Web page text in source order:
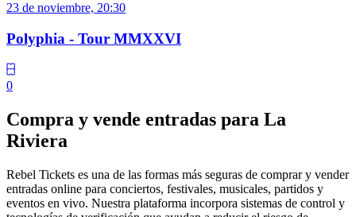
23 de noviembre, 20:30
Polyphia - Tour MMXXVI
0
Compra y vende entradas para La
Riviera
Rebel Tickets es una de las formas más seguras de comprar y vender
entradas online para conciertos, festivales, musicales, partidos y
eventos en vivo. Nuestra plataforma incorpora sistemas de control y